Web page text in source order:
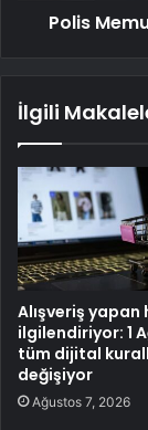
Polis
İlgili
Alışveriş yapan
ilgilendiriyor: 1
tüm dijital
değişiyor
Ağustos 7, 2026